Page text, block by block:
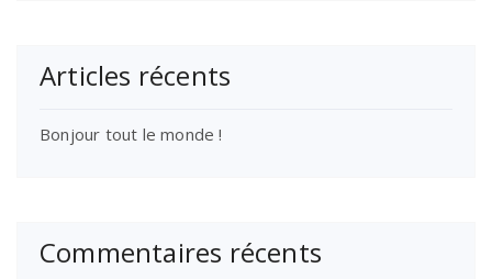
Articles récents
Bonjour tout le monde !
Commentaires récents